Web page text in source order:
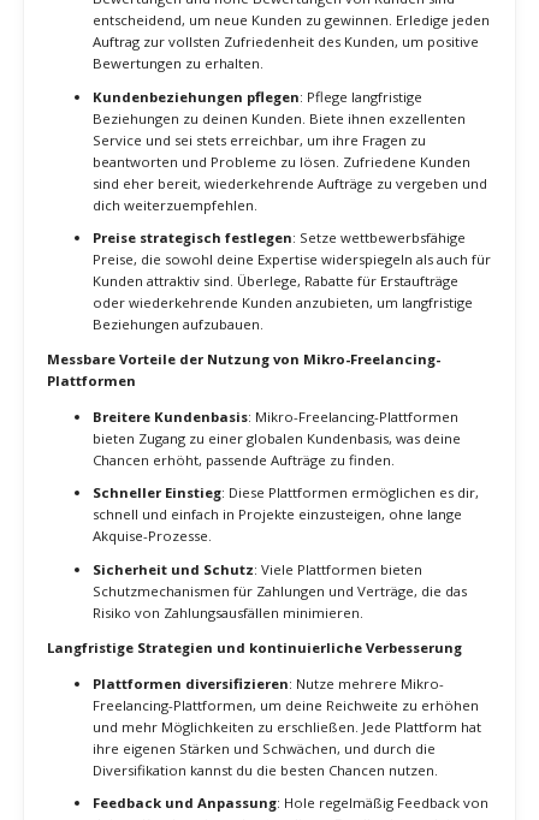
Professionelle Angebotsstellung: Schreibe detaillierte
und maßgeschneiderte Angebote für die Projekte, auf die du
dich bewirbst. Gehe auf die spezifischen Anforderungen des
Kunden ein und erkläre, wie du diese erfüllen kannst. Füge
relevante Beispiele deiner Arbeit hinzu, um deine
Kompetenz zu demonstrieren.
Plattformen für Mikro-Freelancing
Upwork: Upwork ist eine der größten Plattformen für
Freelancer und bietet eine Vielzahl von Projekten in
unterschiedlichen Bereichen. Nutze Upwork, um Projekte zu
finden, die genau zu deinen spezialisierten Fähigkeiten
passen.
ermöglicht, spezifische Dienstleistungen als „Gigs“
anzubieten. Erstelle Gigs, die deine spezialisierten
Fähigkeiten hervorheben, und ziehe Kunden an, die genau
diese Dienstleistungen suchen.
Freelancer: Freelancer.com bietet eine breite Palette von
Projekten und ermöglicht es dir, auf ausgeschriebene
Aufträge zu bieten. Optimiere dein Profil und biete auf
Projekte, die deine Nische betreffen.
Tipps zur Maximierung deines Erfolgs auf Mikro-Freelancing-
Plattformen
Reputation auf den Plattformen aufzubauen. Positive
Bewertungen und hohe Bewertungen von Kunden sind
entscheidend, um neue Kunden zu gewinnen. Erledige jeden
Auftrag zur vollsten Zufriedenheit des Kunden, um positive
Bewertungen zu erhalten.
Kundenbeziehungen pflegen: Pflege langfristige
Beziehungen zu deinen Kunden. Biete ihnen exzellenten